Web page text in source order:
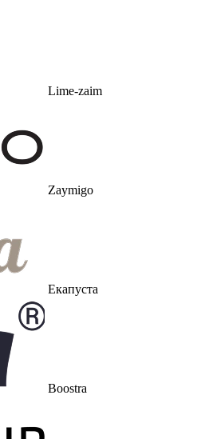
Lime-zaim
Zaymigo
Екапуста
Boostra